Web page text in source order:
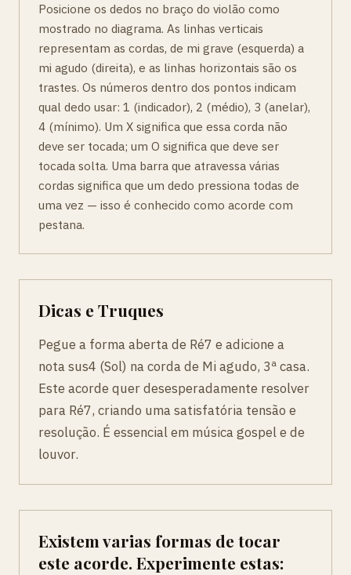
Posicione os dedos no braço do violão como
mostrado no diagrama. As linhas verticais
representam as cordas, de mi grave (esquerda) a
mi agudo (direita), e as linhas horizontais são os
trastes. Os números dentro dos pontos indicam
qual dedo usar: 1 (indicador), 2 (médio), 3 (anelar),
4 (mínimo). Um X significa que essa corda não
deve ser tocada; um O significa que deve ser
tocada solta. Uma barra que atravessa várias
cordas significa que um dedo pressiona todas de
uma vez — isso é conhecido como acorde com
pestana.
Dicas e Truques
Pegue a forma aberta de Ré7 e adicione a
nota sus4 (Sol) na corda de Mi agudo, 3ª casa.
Este acorde quer desesperadamente resolver
para Ré7, criando uma satisfatória tensão e
resolução. É essencial em música gospel e de
louvor.
Existem varias formas de tocar
este acorde. Experimente estas: